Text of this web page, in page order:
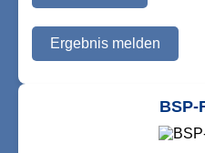
Ergebnis melden
BSP-